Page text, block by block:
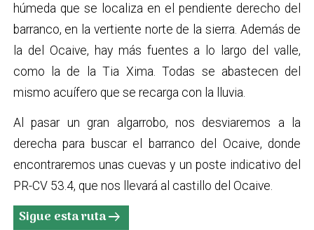
húmeda que se localiza en el pendiente derecho del
barranco, en la vertiente norte de la sierra. Además de
la del Ocaive, hay más fuentes a lo largo del valle,
como la de la Tia Xima. Todas se abastecen del
mismo acuífero que se recarga con la lluvia.
Al pasar un gran algarrobo, nos desviaremos a la
derecha para buscar el barranco del Ocaive, donde
encontraremos unas cuevas y un poste indicativo del
PR-CV 53.4, que nos llevará al castillo del Ocaive.
Sigue esta rutaarrow_right_alt